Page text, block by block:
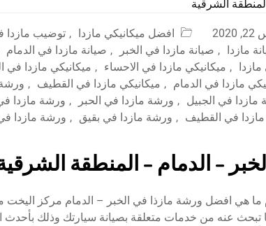
افضل ميكانيكي مازدا , توضيب مازدا
مازدا , صيانة مازدا في الخبر , صيانة مازدا في الدمام
, ميكانيكي مازدا في الاحساء , ميكانيكي مازدا في
مازدا في الدمام , ميكانيكي مازدا في القطيف ,
مازدا في الجبيل , ورشة مازدا في الحبر , ورشة مازدا
في القطيف , ورشة مازدا في بقيق , ورشة مازدا
– الدمام – المنطقة
ما هي افضل ورشة مازذا في الخبر – الدمام مركز
تبحث عنه من خدمات متعلقة بصيانة سيارتك وذلك بأحدث